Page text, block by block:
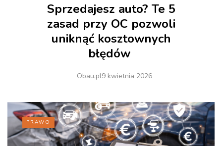
Sprzedajesz auto? Te 5
zasad przy OC pozwoli
uniknąć kosztownych
błędów
Obau.pl9 kwietnia 2026
PRAWO